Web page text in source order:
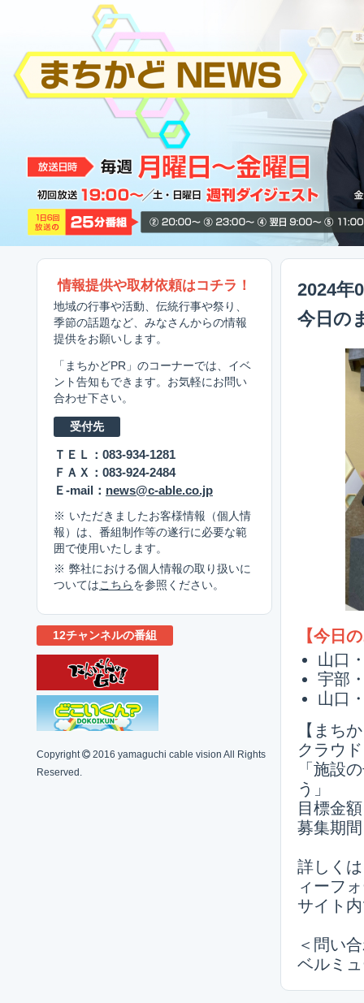
2024年
今日の
【今日
山口
宇部
山口
【まち
クラウ
「施設
う」
目標金
募集期
詳しく
ィーフ
サイト
＜問い
ベルミ
情報提供や取材依頼はコチラ！
地域の行事や活動、伝統行事や祭り、
季節の話題など、みなさんからの情報
提供をお願いします。
「まちかどPR」のコーナーでは、イベ
ント告知もできます。お気軽にお問い
合わせ下さい。
受付先
ＴＥＬ：083-934-1281
ＦＡＸ：083-924-2484
Ｅ-mail： news@c-able.co.jp
いただきましたお客様情報（個人情
報）は、番組制作等の遂行に必要な範
囲で使用いたします。
弊社における個人情報の取り扱いに
ついては こちら を参照ください。
12チャンネルの番組
Copyright
2016 yamaguchi cable vision All Rights
Reserved.